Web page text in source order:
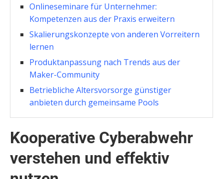
Onlineseminare für Unternehmer:
Kompetenzen aus der Praxis erweitern
Skalierungskonzepte von anderen Vorreitern
lernen
Produktanpassung nach Trends aus der
Maker-Community
Betriebliche Altersvorsorge günstiger
anbieten durch gemeinsame Pools
Kooperative Cyberabwehr
verstehen und effektiv